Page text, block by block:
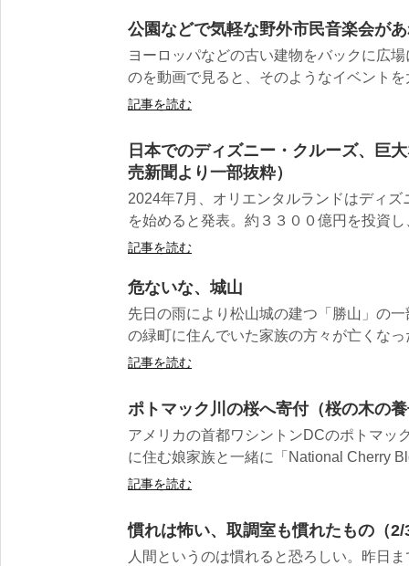
公園などで気軽な野外市民音楽会が
ヨーロッパなどの古い建物をバックに広
のを動画で見ると、そのようなイベント
記事を読む
日本でのディズニー・クルーズ、巨
売新聞より一部抜粋）
2024年7月、オリエンタルランドはディ
を始めると発表。約３３００億円を投資
記事を読む
危ないな、城山
先日の雨により松山城の建つ「勝山」の
の緑町に住んでいた家族の方々が亡くな
記事を読む
ポトマック川の桜へ寄付（桜の木の
アメリカの首都ワシントンDCのポトマッ
に住む娘家族と一緒に「National Cherry
記事を読む
慣れは怖い、取調室も慣れたもの（2/
人間というのは慣れると恐ろしい。昨日